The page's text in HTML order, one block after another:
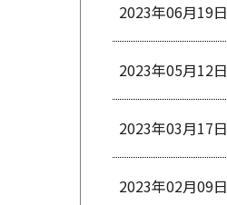
2023年06月19日
2023年05月12日
2023年03月17日
2023年02月09日